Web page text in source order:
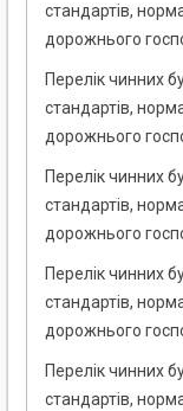
стандартів,
дорожнього
Перелік чинних
стандартів,
дорожнього
Перелік чинних
стандартів,
дорожнього
Перелік чинних
стандартів,
дорожнього
Перелік чинних
стандартів,